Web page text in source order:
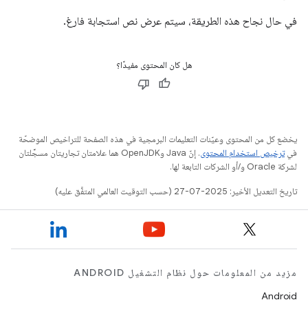
في حال نجاح هذه الطريقة، سيتم عرض نص استجابة فارغ.
هل كان المحتوى مفيدًا؟
يخضع كل من المحتوى وعيّنات التعليمات البرمجية في هذه الصفحة للتراخيص الموضحّة
فيترخيص استخدام المحتوى
. إنّ Java وOpenJDK هما علامتان تجاريتان مسجَّلتان
لشركة Oracle و/أو الشركات التابعة لها.
تاريخ التعديل الأخير: 2025-07-27 (حسب التوقيت العالمي المتفَّق عليه)
مزيد من المعلومات حول نظام التشغيل ANDROID
Android